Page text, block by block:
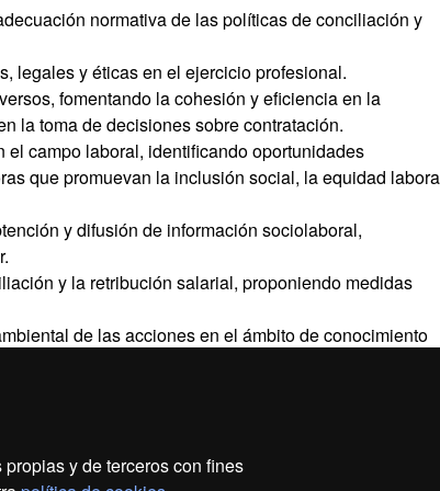
y de terceros con fines
normativa de las políticas de conciliación y
legales y éticas en el ejercicio profesional.
fomentando la cohesión y eficiencia en la
la toma de decisiones sobre contratación.
campo laboral, identificando oportunidades
que promuevan la inclusión social, la equidad
y difusión de información sociolaboral,
y la retribución salarial, proponiendo medidas
de las acciones en el ámbito de conocimiento
datos Sobre el web Accesibilidad web